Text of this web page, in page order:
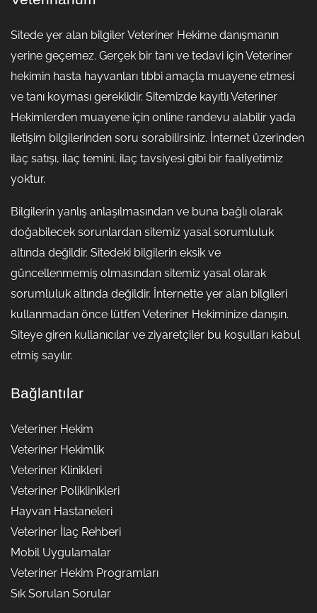
Sitede yer alan bilgiler Veteriner Hekime danışmanın
yerine geçemez. Gerçek bir tanı ve tedavi için Veteriner
hekimin hasta hayvanları tıbbi amaçla muayene etmesi
ve tanı koyması gereklidir. Sitemizde kayıtlı Veteriner
Hekimlerden muayene için online randevu alabilir yada
iletişim bilgilerinden soru sorabilirsiniz. İnternet üzerinden
ilaç satışı, ilaç temini, ilaç tavsiyesi gibi bir faaliyetimiz
yoktur.
Bilgilerin yanlış anlaşılmasından ve buna bağlı olarak
doğabilecek sorunlardan sitemiz yasal sorumluluk
altında değildir. Sitedeki bilgilerin eksik ve
güncellenmemiş olmasından sitemiz yasal olarak
sorumluluk altında değildir. İnternette yer alan bilgileri
kullanmadan önce lütfen Veteriner Hekiminize danışın.
Siteye giren kullanıcılar ve ziyaretçiler bu koşulları kabul
etmiş sayılır.
Bağlantılar
Veteriner Hekim
Veteriner Hekimlik
Veteriner Klinikleri
Veteriner Poliklinikleri
Hayvan Hastaneleri
Veteriner İlaç Rehberi
Mobil Uygulamalar
Veteriner Hekim Programları
Sık Sorulan Sorular